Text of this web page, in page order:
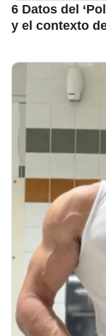
6 Datos del
y el contexto